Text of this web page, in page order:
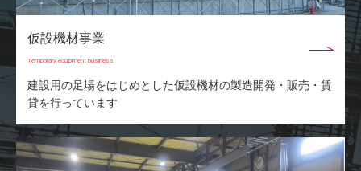
仮設機材事業
Temporary equipment business
建設用の足場をはじめとした仮設機材の製造開発・販売・賃
貸を行っています